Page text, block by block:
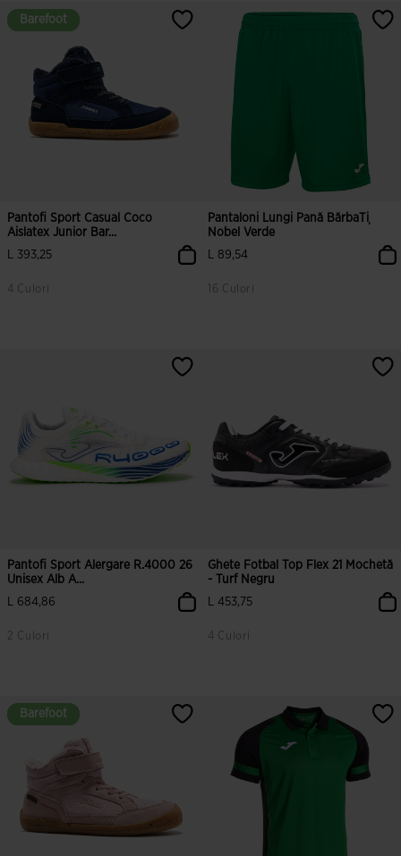
Barefoot
Barefoot
Pantofi Sport Casual Coco
Aislatex Junior Bar...
L 393,25
4 Culori
Pantaloni Lungi Pană BărbaȚi
Nobel Verde
L 89,54
16 Culori
Pantofi Sport Alergare R.4000 26
Unisex Alb A...
L 684,86
2 Culori
Ghete Fotbal Top Flex 21 Mochetă
- Turf Negru
L 453,75
4 Culori
Barefoot
Barefoot